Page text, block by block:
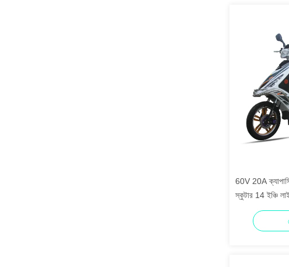
60V 20A
স্কুটার 14 ইঞ্চি